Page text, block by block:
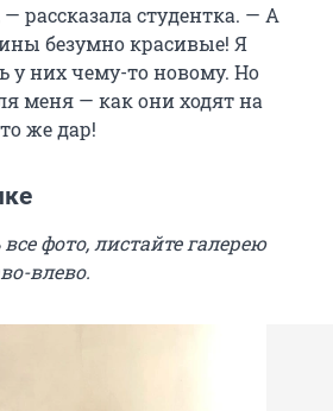
рассказала студентка. — А
безумно красивые! Я
у них чему-то новому. Но
меня — как они ходят на
же дар!
фото, листайте галерею
влево.